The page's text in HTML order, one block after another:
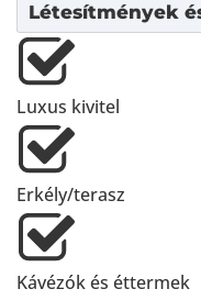
Létesítmények
Luxus kivitel
Erkély/terasz
Kávézók és éttermek